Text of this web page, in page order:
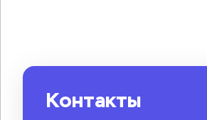
Контакты